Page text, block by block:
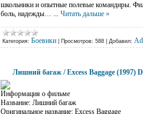
школьники и опытные полевые командиры.
боль, надежды… ... Читать дальше »
Категория: Боевики Просмотров: 588 Добавил:
Лишний багаж / Excess Baggage (1997)
Информация о фильме
Название: Лишний багаж
Оригинальное название: Excess Baggage